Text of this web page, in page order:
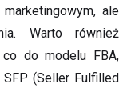
ale
Warto również
do modelu FBA,
(Seller Fulfilled